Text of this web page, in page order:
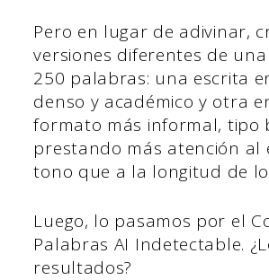
Pero en lugar de adivinar,
versiones diferentes de
250 palabras: una escrita
denso y académico y otra
formato más informal, tipo
prestando más atención al
tono que a la longitud de
Luego, lo pasamos por el
Palabras AI Indetectable.
resultados?